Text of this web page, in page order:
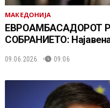
МАКЕДОНИЈА
ЕВРОАМБАСАДОРОТ
СОБРАНИЕТО:
09.06.2026. 09:06